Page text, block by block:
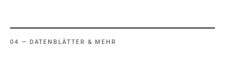
DATENBLÄTTER & MEHR